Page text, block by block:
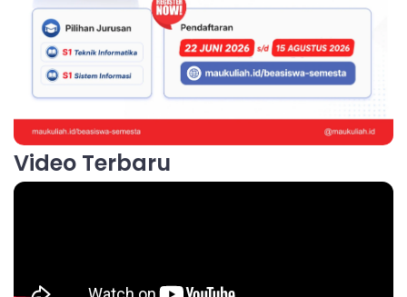
Video Terbaru